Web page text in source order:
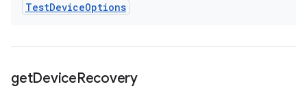
TestDeviceOptions
getDeviceRecovery